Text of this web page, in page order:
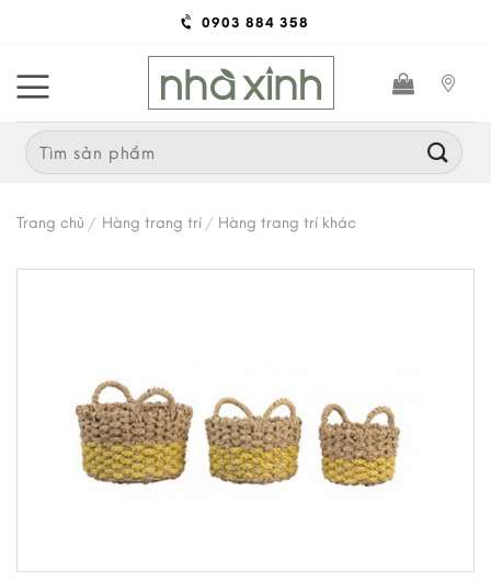
content
0903 884 358
Search
for:
Trang chủ / Hàng trang trí / Hàng trang trí khác